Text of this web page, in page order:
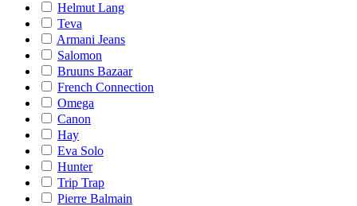
Helmut Lang
Teva
Armani Jeans
Salomon
Bruuns Bazaar
French Connection
Omega
Canon
Hay
Eva Solo
Hunter
Trip Trap
Pierre Balmain